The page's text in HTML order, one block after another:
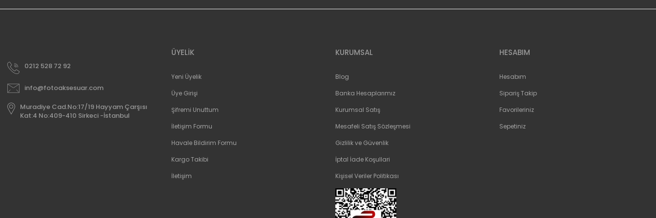
0212 528 72 92
info@fotoaksesuar.com
Muradiye Cad.No:17/19 Hayyam Çarşısı
Kat:4 No:409-410 Sirkeci -İstanbul
ÜYELİK
Yeni Üyelik
Üye Girişi
Şifremi Unuttum
İletişim Formu
Havale Bildirim Formu
Kargo Takibi
İletişim
KURUMSAL
Blog
Banka Hesaplarımız
Kurumsal Satış
Mesafeli Satış Sözleşmesi
Gizlilik ve Güvenlik
İptal İade Koşullari
Kişisel Veriler Politikası
HESABIM
Hesabım
Sipariş Takip
Favorileriniz
Sepetiniz